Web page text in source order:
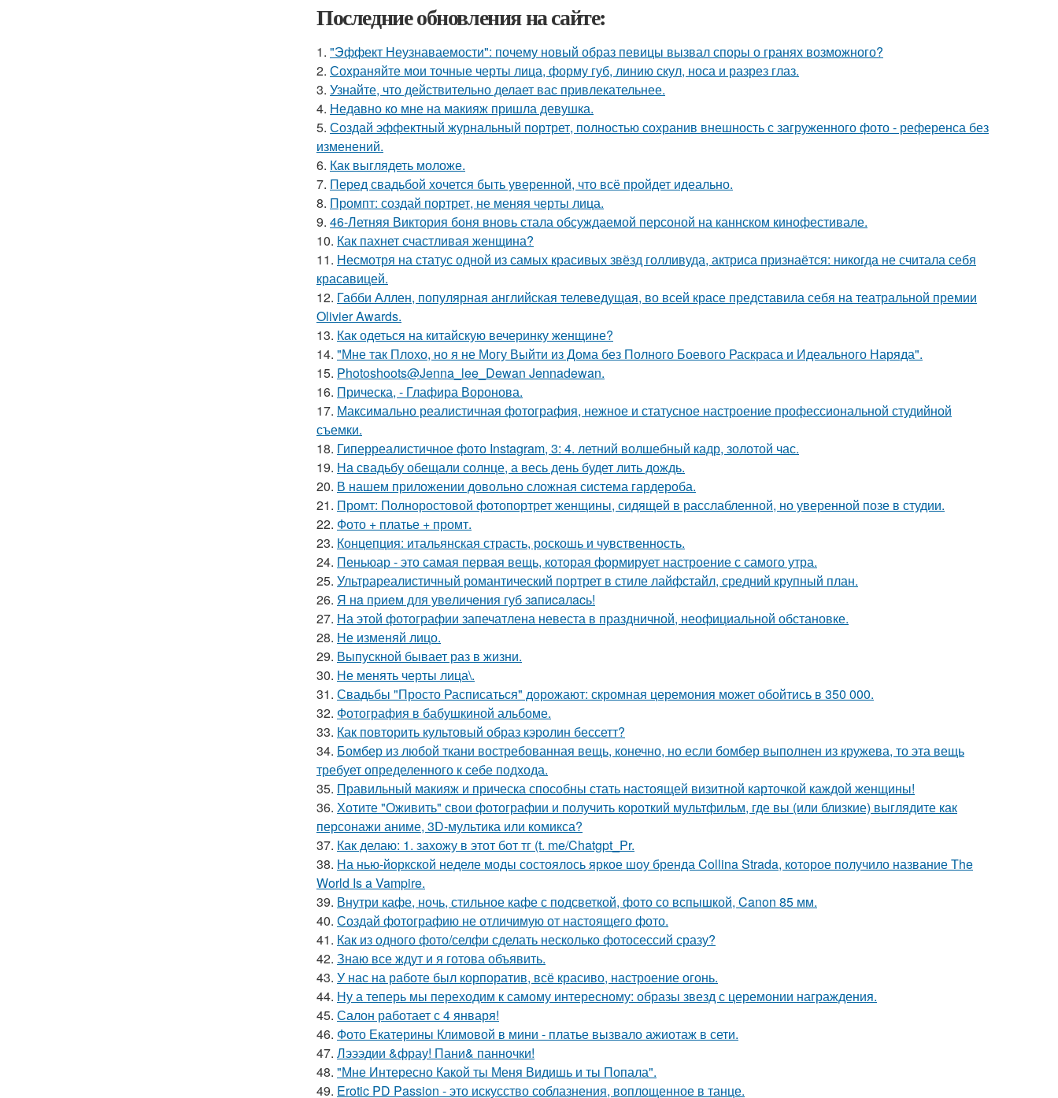
Последние обновления на сайте:
1. "Эффект Неузнаваемости": почему новый образ певицы вызвал споры о гранях возможного?
2. Сохраняйте мои точные черты лица, форму губ, линию скул, носа и разрез глаз.
3. Узнайте, что действительно делает вас привлекательнее.
4. Недавно ко мне на макияж пришла девушка.
5. Создай эффектный журнальный портрет, полностью сохранив внешность с загруженного фото - референса без
изменений.
6. Как выглядеть моложе.
7. Перед свадьбой хочется быть уверенной, что всё пройдет идеально.
8. Промпт: создай портрет, не меняя черты лица.
9. 46-Летняя Виктория боня вновь стала обсуждаемой персоной на каннском кинофестивале.
10. Как пахнет счастливая женщина?
11. Несмотря на статус одной из самых красивых звёзд голливуда, актриса признаётся: никогда не считала себя
красавицей.
12. Габби Аллен, популярная английская телеведущая, во всей красе представила себя на театральной премии
Olivier Awards.
13. Как одеться на китайскую вечеринку женщине?
14. "Мне так Плохо, но я не Могу Выйти из Дома без Полного Боевого Раскраса и Идеального Наряда".
15. Photoshoots@Jenna_lee_Dewan Jennadewan.
16. Прическа, - Глафира Воронова.
17. Максимально реалистичная фотография, нежное и статусное настроение профессиональной студийной
съемки.
18. Гиперреалистичное фото Instagram, 3: 4. летний волшебный кадр, золотой час.
19. На свадьбу обещали солнце, а весь день будет лить дождь.
20. В нашем приложении довольно сложная система гардероба.
21. Промт: Полноростовой фотопортрет женщины, сидящей в расслабленной, но уверенной позе в студии.
22. Фото + платье + промт.
23. Концепция: итальянская страсть, роскошь и чувственность.
24. Пеньюар - это самая первая вещь, которая формирует настроение с самого утра.
25. Ультрареалистичный романтический портрет в стиле лайфстайл, средний крупный план.
26. Я нa пpиeм для увeличeния губ зaпиcaлacь!
27. На этой фотографии запечатлена невеста в праздничной, неофициальной обстановке.
28. Не изменяй лицо.
29. Выпускной бывает раз в жизни.
30. Не менять черты лица\.
31. Свадьбы "Просто Расписаться" дорожают: скромная церемония может обойтись в 350 000.
32. Фотография в бабушкиной альбоме.
33. Как повторить культовый образ кэролин бессетт?
34. Бомбер из любой ткани востребованная вещь, конечно, но если бомбер выполнен из кружева, то эта вещь
требует определенного к себе подхода.
35. Правильный макияж и прическа способны стать настоящей визитной карточкой каждой женщины!
36. Хотите "Оживить" свои фотографии и получить короткий мультфильм, где вы (или близкие) выглядите как
персонажи аниме, 3D-мультика или комикса?
37. Как делаю: 1. захожу в этот бот тг (t. me/Chatgpt_Pr.
38. На нью-йоркской неделе моды состоялось яркое шоу бренда Collina Strada, которое получило название The
World Is a Vampire.
39. Внутри кафе, ночь, стильное кафе с подсветкой, фото со вспышкой, Canon 85 мм.
40. Создай фотографию не отличимую от настоящего фото.
41. Как из одного фото/селфи сделать несколько фотосессий сразу?
42. Знаю все ждут и я готова объявить.
43. У нас на работе был корпоратив, всё красиво, настроение огонь.
44. Ну а теперь мы переходим к самому интересному: образы звезд с церемонии награждения.
45. Салон работает с 4 января!
46. Фото Екатерины Климовой в мини - платье вызвало ажиотаж в сети.
47. Лэээдии &фрау! Пани& панночки!
48. "Мне Интересно Какой ты Меня Видишь и ты Попала".
49. Erotic PD Passion - это искусство соблазнения, воплощенное в танце.